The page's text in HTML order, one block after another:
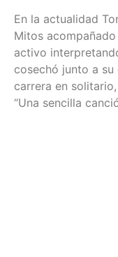
En la actualidad
Mitos
activo
cosechó junto a
carrera en
“Una sencilla